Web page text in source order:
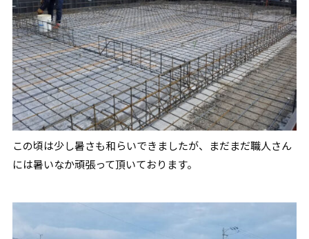
この頃は少し暑さも和らいできましたが、まだまだ職人さん
には暑いなか頑張って頂いております。